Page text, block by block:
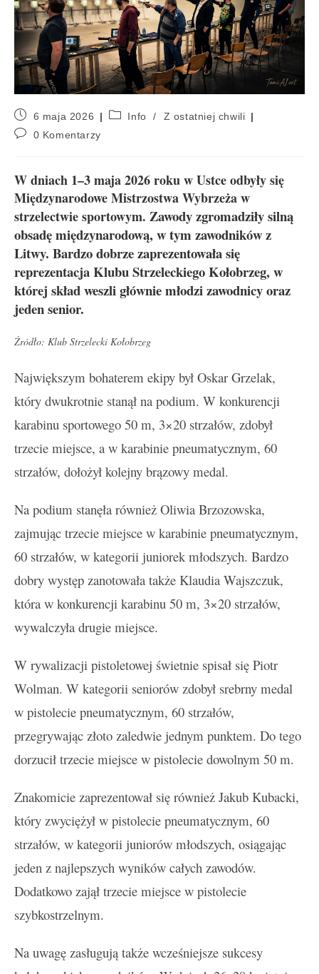
6 maja 2026 Info /
Z ostatniej chwili
0 Komentarzy
W dniach 1–3 maja 2026 roku w Ustce odbyły się
Międzynarodowe Mistrzostwa Wybrzeża w
strzelectwie sportowym. Zawody zgromadziły silną
obsadę międzynarodową, w tym zawodników z
Litwy. Bardzo dobrze zaprezentowała się
reprezentacja Klubu Strzeleckiego Kołobrzeg, w
której skład weszli głównie młodzi zawodnicy oraz
jeden senior.
Źródło: Klub Strzelecki Kołobrzeg
Największym bohaterem ekipy był Oskar Grzelak,
który dwukrotnie stanął na podium. W konkurencji
karabinu sportowego 50 m, 3×20 strzałów, zdobył
trzecie miejsce, a w karabinie pneumatycznym, 60
strzałów, dołożył kolejny brązowy medal.
Na podium stanęła również Oliwia Brzozowska,
zajmując trzecie miejsce w karabinie pneumatycznym,
60 strzałów, w kategorii juniorek młodszych. Bardzo
dobry występ zanotowała także Klaudia Wajszczuk,
która w konkurencji karabinu 50 m, 3×20 strzałów,
wywalczyła drugie miejsce.
W rywalizacji pistoletowej świetnie spisał się Piotr
Wolman. W kategorii seniorów zdobył srebrny medal
w pistolecie pneumatycznym, 60 strzałów,
przegrywając złoto zaledwie jednym punktem. Do tego
dorzucił trzecie miejsce w pistolecie dowolnym 50 m.
Znakomicie zaprezentował się również Jakub Kubacki,
który zwyciężył w pistolecie pneumatycznym, 60
strzałów, w kategorii juniorów młodszych, osiągając
jeden z najlepszych wyników całych zawodów.
Dodatkowo zajął trzecie miejsce w pistolecie
szybkostrzelnym.
Na uwagę zasługują także wcześniejsze sukcesy